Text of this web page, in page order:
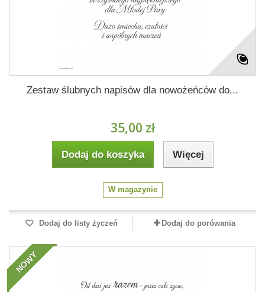
Zestaw ślubnych napisów dla nowożeńców do...
35,00 zł
Dodaj do koszyka Więcej
W magazynie
Dodaj do listy życzeń Dodaj do porówania
NOWY